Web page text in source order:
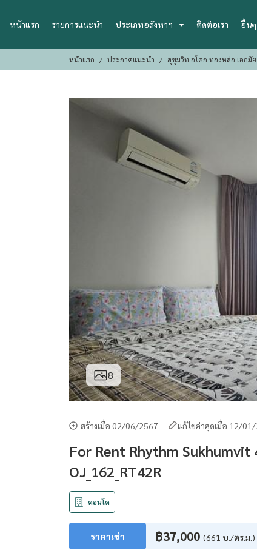
หน้าแรก รายการแนะนำ ประเภทอสังหาฯ ติดต่อเรา อื่นๆ
หน้าแรก ประกาศแนะนำ สุขุมวิท อโศก ทองหล่อ เอก
8
สร้างเมื่อ 02/06/2567 แก้ไขล่าสุดเมื่อ 12/
For Rent Rhythm Sukhumvit
OJ_162_RT42R
คอนโด
ราคาเช่า ฿37,000 (661 บ./ตร.ม.)